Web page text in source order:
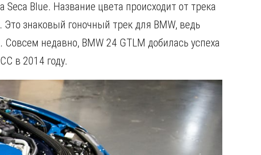
Blue. Название цвета происходит от трека
знаковый гоночный трек для BMW, ведь
недавно, BMW 24 GTLM добилась успеха
в 2014 году.